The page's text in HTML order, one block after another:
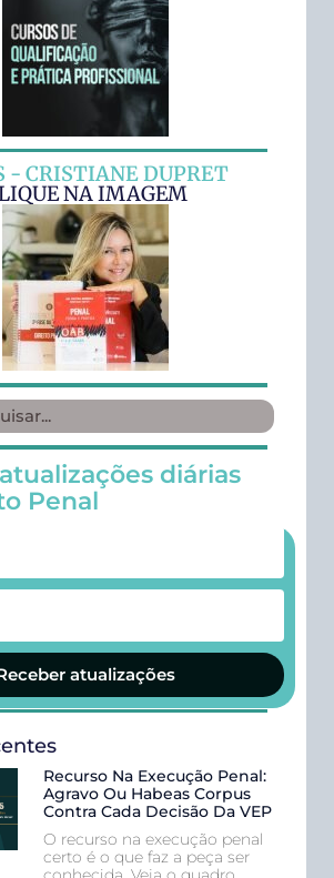
- CRISTIANE DUPRET
NA IMAGEM
diárias
Penal
atualizações
Recurso Na Execução Penal:
Agravo Ou Habeas Corpus
Contra Cada Decisão Da VEP
O recurso na execução penal
certo é o que faz a peça ser